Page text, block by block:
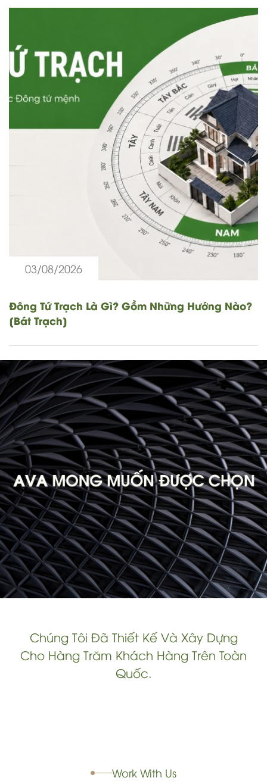
03/08/2026
Đông Tứ Trạch Là Gì? Gồm Những Hướng Nào?
[Bát Trạch]
Chúng Tôi Đã Thiết Kế Và Xây Dựng
Cho Hàng Trăm Khách Hàng Trên Toàn
Quốc.
Work With Us